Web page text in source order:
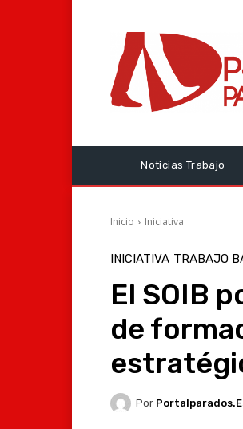
Noticias Trabajo
Inicio Iniciativa
INICIATIVA TRABAJO
El SOIB
de
Por